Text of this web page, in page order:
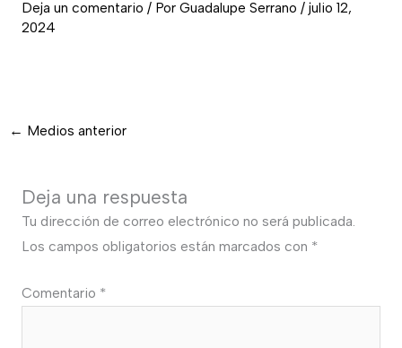
Deja un comentario / Por Guadalupe Serrano / julio 12,
2024
← Medios anterior
Deja una respuesta
Tu dirección de correo electrónico no será publicada.
Los campos obligatorios están marcados con *
Comentario *